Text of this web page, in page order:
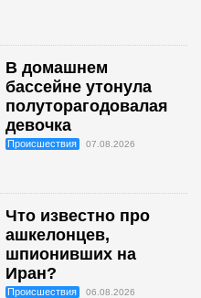
В домашнем
бассейне утонула
полуторагодовалая
девочка
Происшествия 07.08.2026
Что известно про
ашкелонцев,
шпионивших на
Иран?
Происшествия 06.08.2026